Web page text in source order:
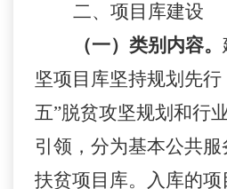
二、 项目库建设
（一）类别内容。
坚项目库坚持规划先
五”脱贫攻坚规划和行
引领，分为基本公共
扶贫项目库。入库的